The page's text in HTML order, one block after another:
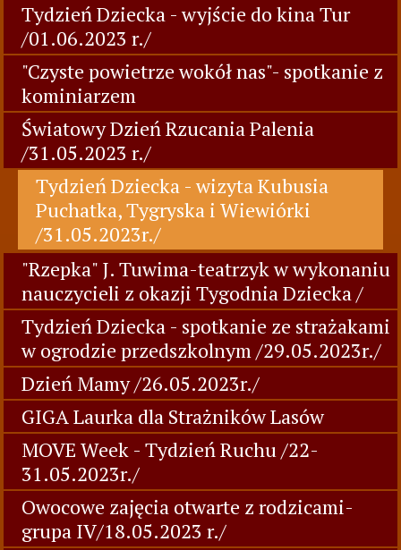
Tydzień Dziecka - wyjście do kina Tur
/01.06.2023 r./
"Czyste powietrze wokół nas"- spotkanie z
kominiarzem
Światowy Dzień Rzucania Palenia
/31.05.2023 r./
Tydzień Dziecka - wizyta Kubusia
Puchatka, Tygryska i Wiewiórki
/31.05.2023r./
"Rzepka" J. Tuwima-teatrzyk w wykonaniu
nauczycieli z okazji Tygodnia Dziecka /
Tydzień Dziecka - spotkanie ze strażakami
w ogrodzie przedszkolnym /29.05.2023r./
Dzień Mamy /26.05.2023r./
GIGA Laurka dla Strażników Lasów
MOVE Week - Tydzień Ruchu /22-
31.05.2023r./
Owocowe zajęcia otwarte z rodzicami-
grupa IV/18.05.2023 r./